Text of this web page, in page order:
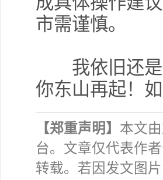
市需谨慎。
我依旧还是
你东山再起！
【郑重声明】 本文
台。文章仅代表作
转载。若因发文图